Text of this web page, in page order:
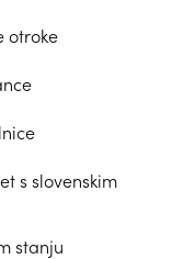
otroke
s slovenskim
stanju